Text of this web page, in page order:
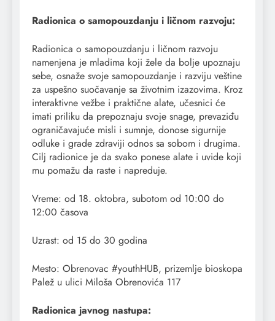
Radionica o samopouzdanju i ličnom razvoju:
Radionica o samopouzdanju i ličnom razvoju
namenjena je mladima koji žele da bolje upoznaju
sebe, osnaže svoje samopouzdanje i razviju veštine
za uspešno suočavanje sa životnim izazovima. Kroz
interaktivne vežbe i praktične alate, učesnici će
imati priliku da prepoznaju svoje snage, prevaziđu
ograničavajuće misli i sumnje, donose sigurnije
odluke i grade zdraviji odnos sa sobom i drugima.
Cilj radionice je da svako ponese alate i uvide koji
mu pomažu da raste i napreduje.
Vreme: od 18. oktobra, subotom od 10:00 do
12:00 časova
Uzrast: od 15 do 30 godina
Mesto: Obrenovac #youthHUB, prizemlje bioskopa
Palež u ulici Miloša Obrenovića 117
Radionica javnog nastupa: